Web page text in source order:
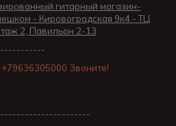
гитарный магазин-
- Кировоградская 9к4 - ТЦ
2, Павильон 2-13
-----------
Звоните!